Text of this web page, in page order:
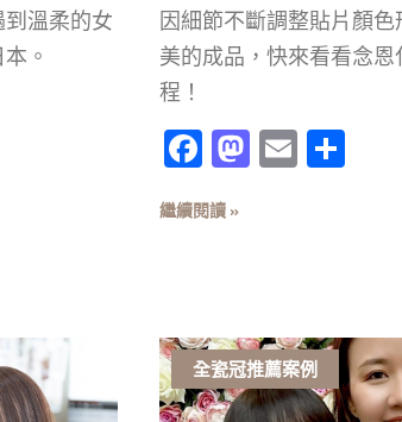
溫柔的女
。
因細節不斷調整貼片顏
美的成品，快來看看念恩
程！
Facebook
Mastodon
Email
分
繼續閱讀 »
全瓷冠推薦案例